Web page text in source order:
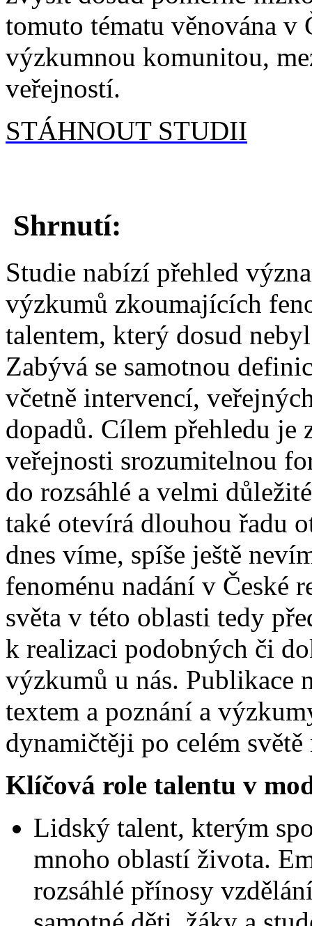
tomuto tématu věnována v
výzkumnou komunitou,
veřejností.
STÁHNOUT STUDII
Shrnutí:
Studie nabízí přehled
výzkumů zkoumajících
talentem, který dosud
Zabývá se samotnou
včetně intervencí,
dopadů. Cílem přehledu je
veřejnosti srozumitelnou
do rozsáhlé a velmi
také otevírá dlouhou řadu
dnes víme, spíše ještě
fenoménu nadání v České
světa v této oblasti tedy
k realizaci podobných či
výzkumů u nás. Publikace
textem a poznání a
dynamičtěji po celém
Klíčová role talentu v
Lidský talent, kterým
mnoho oblastí života.
rozsáhlé přínosy